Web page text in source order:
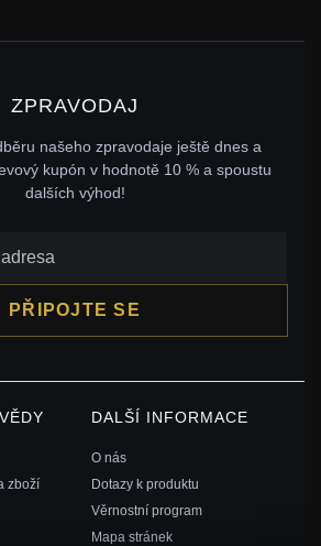
ZPRAVODAJ
našeho zpravodaje ještě dnes a
kupón v hodnotě 10 % a spoustu
dalších výhod!
PŘIPOJTE SE
zboží
DALŠÍ INFORMACE
O nás
Dotazy k produktu
Věrnostní program
Mapa stránek